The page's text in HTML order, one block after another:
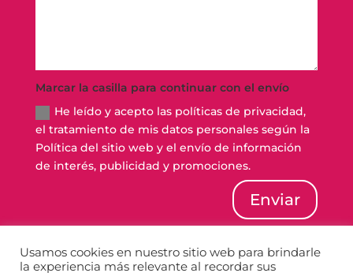
Marcar la casilla para continuar con el envío
He leído y acepto las políticas de privacidad,
el tratamiento de mis datos personales según la
Política del sitio web y el envío de información
de interés, publicidad y promociones.
Enviar
Usamos cookies en nuestro sitio web para brindarle
la experiencia más relevante al recordar sus